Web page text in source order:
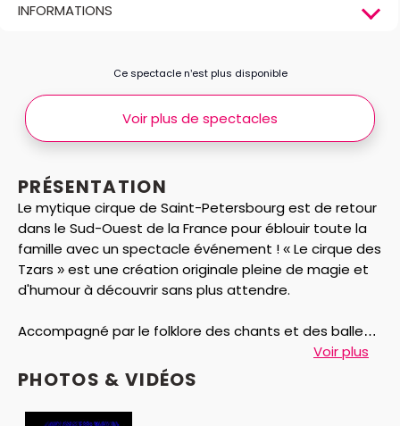
INFORMATIONS
PRÉSENTATION
Le mytique cirque de Saint-Petersbourg est de retour
dans le Sud-Ouest de la France pour éblouir toute la
famille avec un spectacle événement ! « Le cirque des
Tzars » est une création originale pleine de magie et
d'humour à découvrir sans plus attendre.
Accompagné par le folklore des chants et des ballets
Russes, laissez-vous emporter au pays des Steppes
et des Toundras, avec une pléiade d’artistes qui font
le monde !
Voir plus
Ce spectacle n’est plus disponible
Voir plus de spectacles
PHOTOS & VIDÉOS